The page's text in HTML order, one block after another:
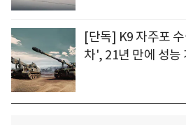
[단독] K9 자주포
차', 21년 만에 성능